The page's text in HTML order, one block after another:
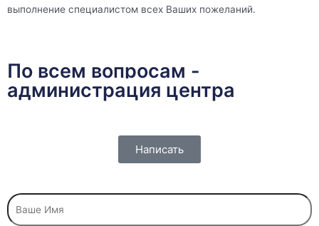
выполнение специалистом всех Ваших пожеланий.
По всем вопросам -
администрация центра
Написать